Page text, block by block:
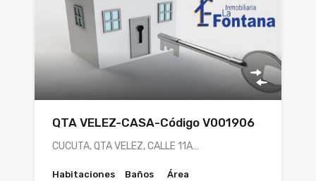
QTA VELEZ-CASA-Código V001906
CUCUTA, QTA VELEZ, CALLE 11A…
Habitaciones Baños Área